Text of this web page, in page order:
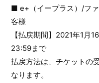
■ e+（イープラス）/フ
客様
【払戻期間】2021年1月
23:59まで
払戻方法は、チケットの
なります。